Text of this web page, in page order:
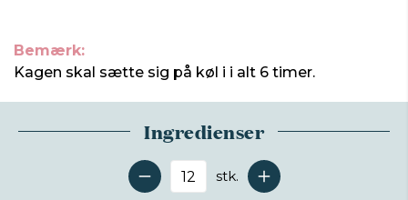
Bemærk:
Kagen skal sætte sig på køl i i alt 6 timer.
Ingredienser
Antal serveringer
stk.